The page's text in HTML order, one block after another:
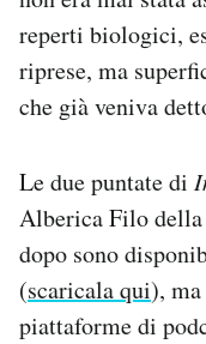
reperti biologici,
riprese, ma
che già veniva
Le due puntate di
Alberica Filo della
dopo sono
(scaricala qui),
piattaforme di